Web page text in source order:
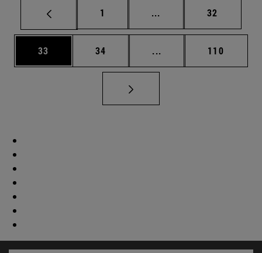
Página
1 ... Páginas intermedias
Página
32
Página
33 Página
34 ... Páginas intermedias
Página
110